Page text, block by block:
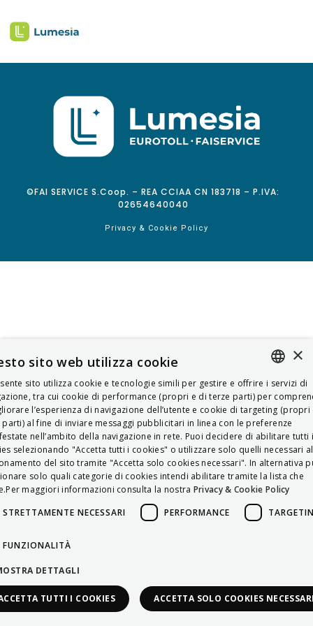
©FAI SERVICE S.Coop. – REA CCIAA CN 183718 – P.IVA:
02654640040
Privacy & Cookie Policy
ITALIAN
ENGLISH
FRENCH
HUNGARIAN
DEUTSCH
POLSKI
×
sito web utilizza cookie
sito utilizza cookie e tecnologie simili per gestire e offrire i servizi di
tra cui cookie di performance (propri e di terze parti) per
l’esperienza di navigazione dell’utente e cookie di targeting (propri
parti) al fine di inviare messaggi pubblicitari in linea con le preferenze
nell’ambito della navigazione in rete. Puoi decidere di abilitare tutti i
selezionando "Accetta tutti i cookies" o utilizzare solo quelli necessari al
del sito tramite "Accetta solo cookies necessari". In alternativa
solo quali categorie di cookies intendi abilitare tramite la lista che
maggiori informazioni consulta la nostra Privacy & Cookie Policy
STRETTAMENTE NECESSARI
PERFORMANCE
FUNZIONALITÀ
DETTAGLI
TUTTI I COOKIES ACCETTA SOLO COOKIES